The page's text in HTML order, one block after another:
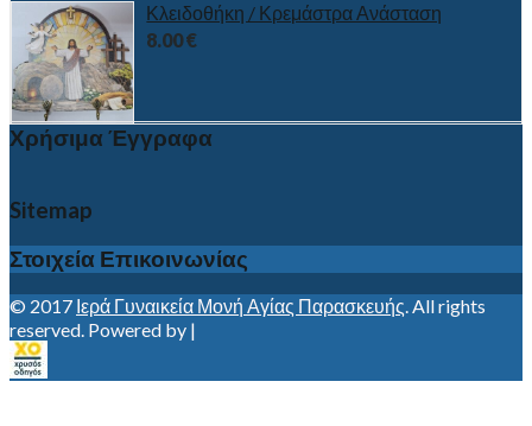
Κλειδοθήκη / Κρεμάστρα Ανάσταση
8.00€
Χρήσιμα Έγγραφα
Sitemap
Στοιχεία Επικοινωνίας
© 2017 Ιερά Γυναικεία Μονή Αγίας Παρασκευής. All rights
reserved. Powered by |